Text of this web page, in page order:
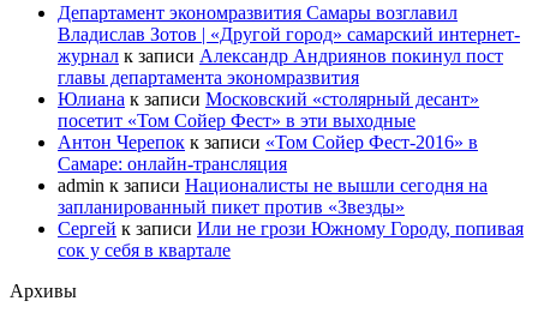
Департамент экономразвития Самары возглавил
Владислав Зотов | «Другой город» самарский интернет-
журнал к записи Александр Андриянов покинул пост
главы департамента экономразвития
Юлиана к записи Московский «столярный десант»
посетит «Том Сойер Фест» в эти выходные
Антон Черепок к записи «Том Сойер Фест-2016» в
Самаре: онлайн-трансляция
admin к записи Националисты не вышли сегодня на
запланированный пикет против «Звезды»
Сергей к записи Или не грози Южному Городу, попивая
сок у себя в квартале
Архивы